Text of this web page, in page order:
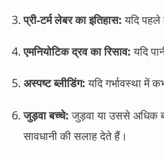
प्री-टर्म लेबर का इतिहास:यदि पहले
एमनियोटिक द्रव का रिसाव:यदि
अस्पष्ट ब्लीडिंग:यदि गर्भावस्था में
जुड़वा बच्चे:जुड़वा या उससे अधिक
सावधानी की सलाह देते हैं।